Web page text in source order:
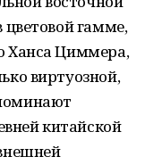
цветовой гамме,
Ханса Циммера,
виртуозной,
китайской